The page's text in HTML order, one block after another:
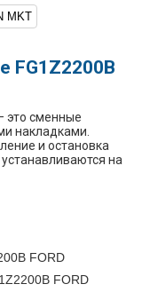
TURBO -
TURBO -
TURBO -
MKT
FG1Z2200B
сменные
накладками.
и остановка
на
FORD
FORD